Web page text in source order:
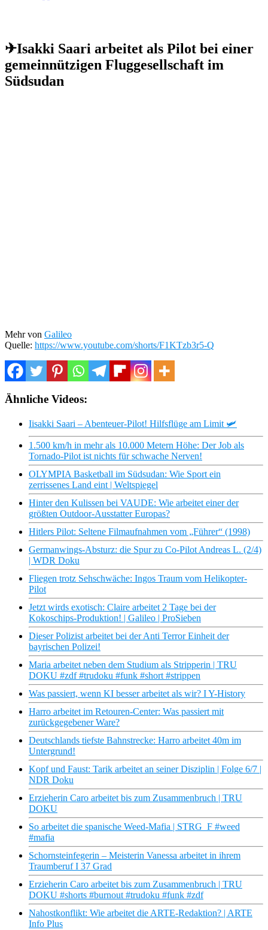
✈Isakki Saari arbeitet als Pilot bei einer
gemeinnützigen Fluggesellschaft im
Südsudan
Mehr von Galileo
Quelle: https://www.youtube.com/shorts/F1KTzb3r5-Q
Ähnliche Videos:
Iisakki Saari – Abenteuer-Pilot! Hilfsflüge am Limit 🛩️
1.500 km/h in mehr als 10.000 Metern Höhe: Der Job als
Tornado-Pilot ist nichts für schwache Nerven!
OLYMPIA Basketball im Südsudan: Wie Sport ein
zerrissenes Land eint | Weltspiegel
Hinter den Kulissen bei VAUDE: Wie arbeitet einer der
größten Outdoor-Ausstatter Europas?
Hitlers Pilot: Seltene Filmaufnahmen vom „Führer“ (1998)
Germanwings-Absturz: die Spur zu Co-Pilot Andreas L. (2/4)
| WDR Doku
Fliegen trotz Sehschwäche: Ingos Traum vom Helikopter-
Pilot
Jetzt wirds exotisch: Claire arbeitet 2 Tage bei der
Kokoschips-Produktion! | Galileo | ProSieben
Dieser Polizist arbeitet bei der Anti Terror Einheit der
bayrischen Polizei!
Maria arbeitet neben dem Studium als Stripperin | TRU
DOKU #zdf #trudoku #funk #short #strippen
Was passiert, wenn KI besser arbeitet als wir? I Y-History
Harro arbeitet im Retouren-Center: Was passiert mit
zurückgegebener Ware?
Deutschlands tiefste Bahnstrecke: Harro arbeitet 40m im
Untergrund!
Kopf und Faust: Tarik arbeitet an seiner Disziplin | Folge 6/7 |
NDR Doku
Erzieherin Caro arbeitet bis zum Zusammenbruch | TRU
DOKU
So arbeitet die spanische Weed-Mafia | STRG_F #weed
#mafia
Schornsteinfegerin – Meisterin Vanessa arbeitet in ihrem
Traumberuf I 37 Grad
Erzieherin Caro arbeitet bis zum Zusammenbruch | TRU
DOKU #shorts #burnout #trudoku #funk #zdf
Nahostkonflikt: Wie arbeitet die ARTE-Redaktion? | ARTE
Info Plus